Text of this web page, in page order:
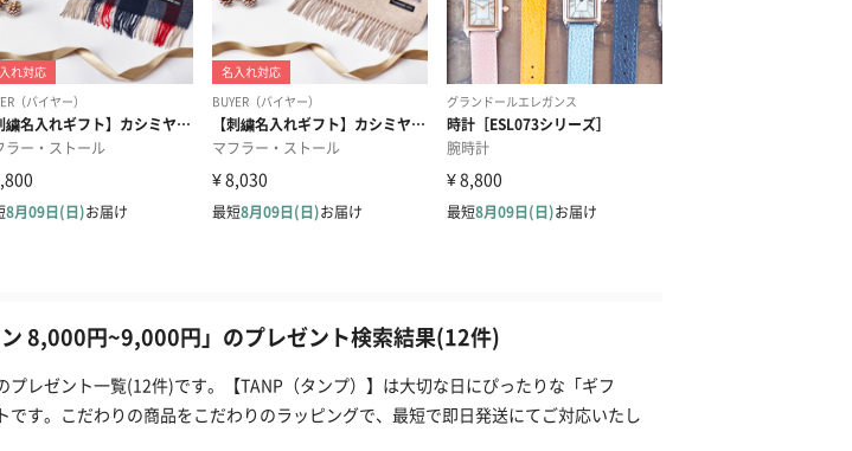
ン 8,000円~9,000円」のプレゼント検索結果(12件)
プレゼント一覧(12件)です。【TANP（タンプ）】は大切な日にぴったりな「ギフ
です。こだわりの商品をこだわりのラッピングで、最短で即日発送にてご対応いたし